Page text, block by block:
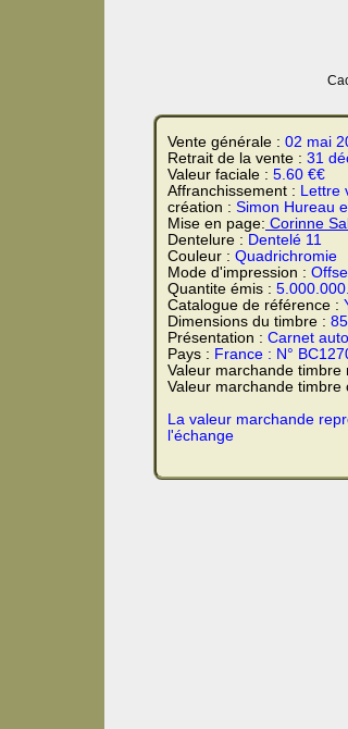
Vente générale : 02 mai
Retrait de la vente : 31
Valeur faciale : 5.60 €€
Affranchissement : Lettre
création : Simon Hureau
Mise en page: Corinne
Dentelure : Dentelé 11
Couleur : Quadrichromie
Mode d'impression :
Quantite émis : 5.000.000.
Catalogue de référence :
Dimensions du timbre :
Présentation : Carnet
Pays : France : N°
Valeur marchande timbre
Valeur marchande timbre
La valeur marchande
l'échange